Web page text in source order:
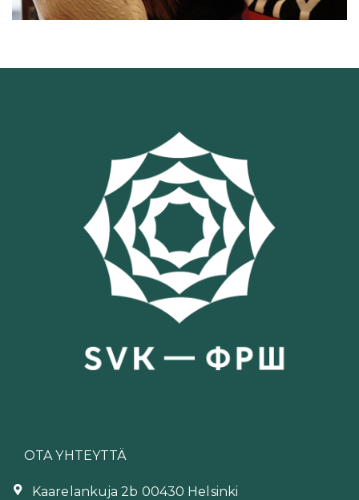
OTA YHTEYTTÄ
Kaarelankuja 2b 00430 Helsinki